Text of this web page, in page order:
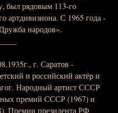
был рядовым 113-го
артдивизиона. С 1965 года -
народов».
г. Саратов -
и российский актёр и
Народный артист СССР
премий СССР (1967) и
Премии президента РФ